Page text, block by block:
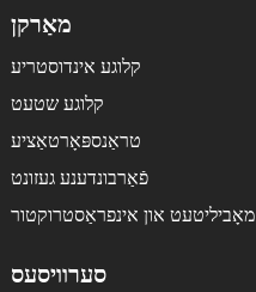
מאַרקן
קלוגע אינדוסטריע
קלוגע שטעט
טראַנספּאָרטאַציע
פֿאַרבונדענע געזונט
מאָביליטעט און אינפראַסטרוקטור
סערוויסעס